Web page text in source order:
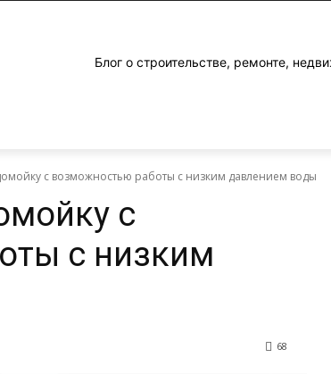
Блог о строительстве, ремонте,
с возможностью работы с низким давлением воды
с
с низким
68